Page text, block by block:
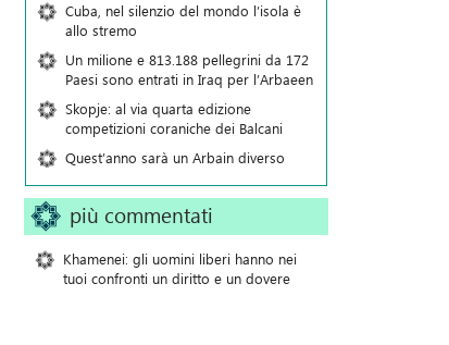
Cuba, nel silenzio del mondo l’isola è
allo stremo
Un milione e 813.188 pellegrini da 172
Paesi sono entrati in Iraq per l’Arbaeen
Skopje: al via quarta edizione
competizioni coraniche dei Balcani
Quest’anno sarà un Arbain diverso
più commentati
Khamenei: gli uomini liberi hanno nei
tuoi confronti un diritto e un dovere